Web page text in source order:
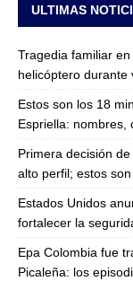
ULTIMAS
Tragedia familiar
helicóptero durante
Estos son los 18
Espriella: nombres,
Primera decisión
alto perfil; estos
Estados Unidos
fortalecer la
Epa Colombia fue
Picaleña: los